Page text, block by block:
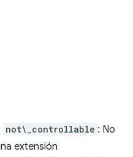
not\_controllable : No
extensión